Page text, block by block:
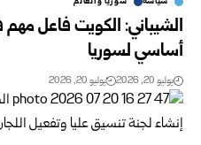
الشيباني: الكويت فاعل
أساسي لسوريا
يوليو 20, 2026 يوليو 20, 2026